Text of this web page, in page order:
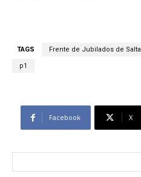
TAGS Frente de Jubilados de Salta
p1
Facebook X